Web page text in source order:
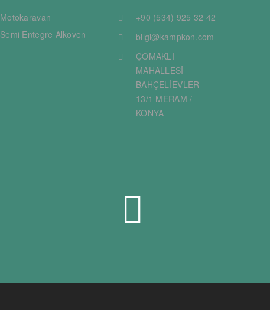
Motokaravan
Semi Entegre Alkoven
+90 (534) 925 32 42
bilgi@kampkon.com
ÇOMAKLI
MAHALLESİ
BAHÇELİEVLER
13/1 MERAM /
KONYA